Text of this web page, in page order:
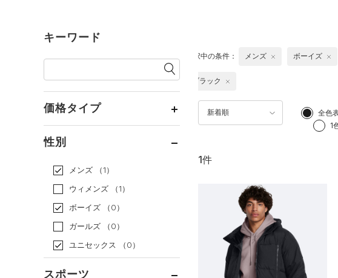
キーワード
価格タイプ
性別
メンズ
（1）
ウィメンズ
（1）
ボーイズ
（0）
ガールズ
（0）
ユニセックス
（0）
スポーツ
新着順
全色
1
選択中の条件： メンズ ボーイズ
ブラック
1件